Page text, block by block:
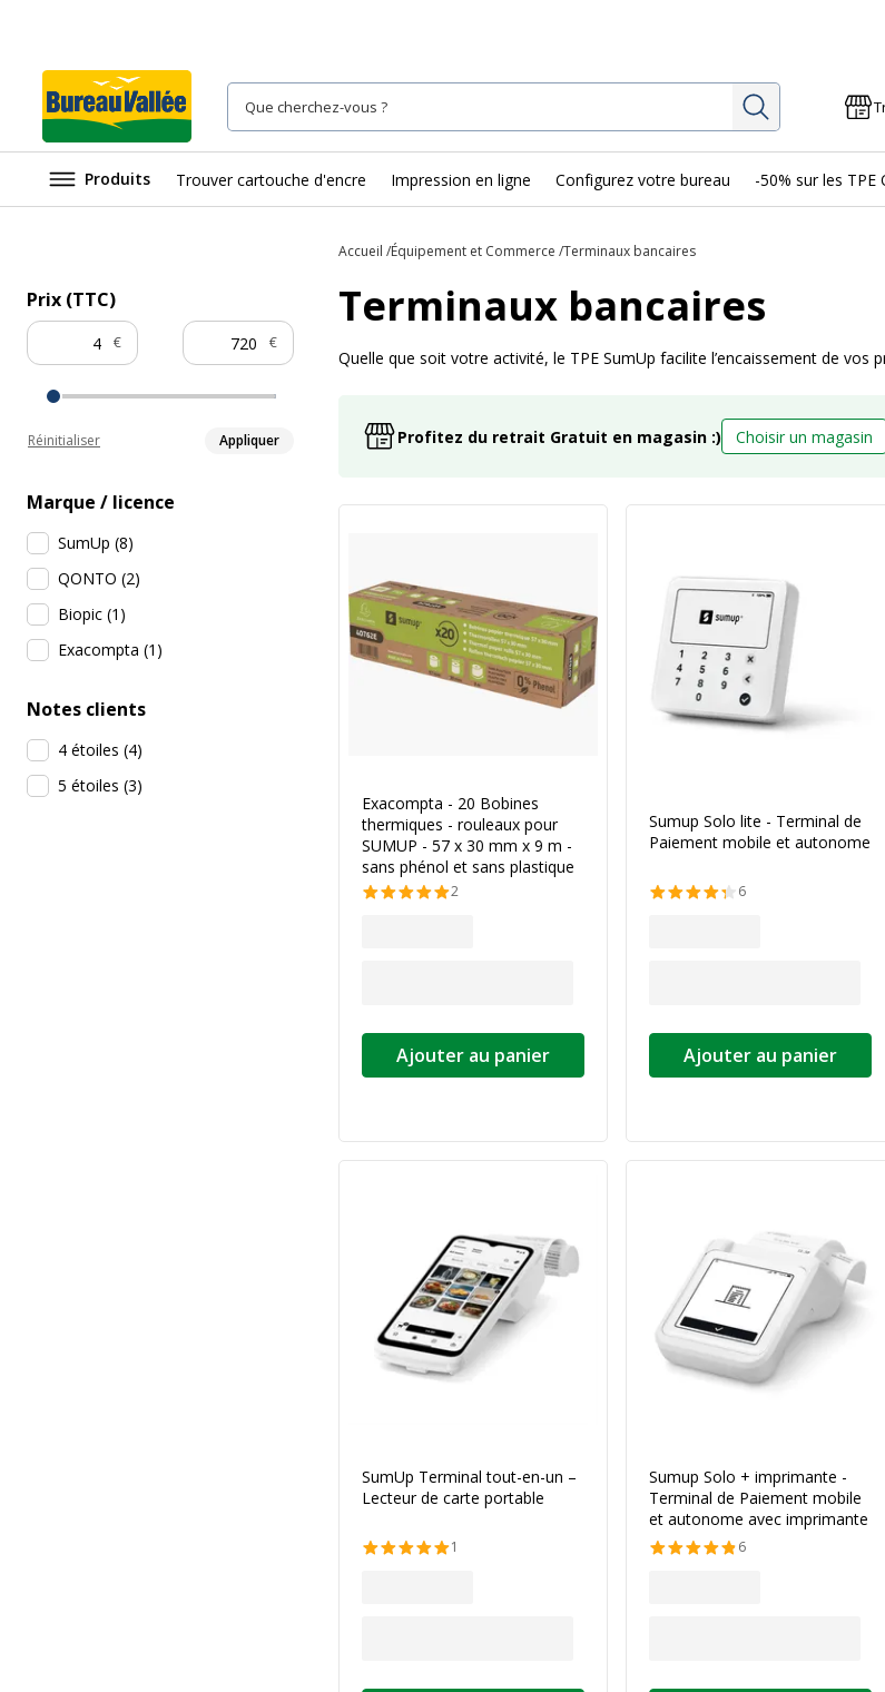
Rechercher
Produits Trouver cartouche d'encre Impression en ligne Configurez votre bureau -50% sur les TPE
Prix (TTC)
€ €
Réinitialiser Appliquer
Marque / licence
SumUp (8)
QONTO (2)
Biopic (1 )
Exacompta (1 )
Notes clients
4 étoiles (4)
5 étoiles (3)
Accueil Équipement et Commerce Terminaux bancaires
Terminaux bancaires
Quelle que soit votre activité, le TPE SumUp facilite l’encaissement de
Profitez du retrait Gratuit en magasin :) Choisir un magasin
Exacompta - 20 Bobines
thermiques - rouleaux pour
SUMUP - 57 x 30 mm x 9 m -
sans phénol et sans plastique
2
Ajouter au panier
Sumup Solo lite - Terminal de
Paiement mobile et autonome
6
Ajouter au panier
SumUp Terminal tout-en-un –
Lecteur de carte portable
1
Sumup Solo + imprimante -
Terminal de Paiement mobile
et autonome avec imprimante
6